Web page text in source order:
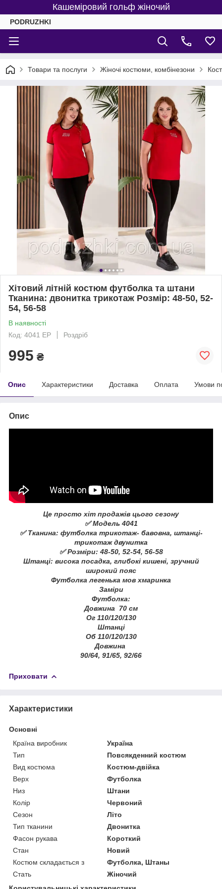
Кашеміровий гольф жіночий
PODRUZHKI
Товари та послуги Жіночі костюми, комбінезони
Хітовий літній костюм футболка та штани
Тканина: двонитка трикотаж Розмір: 48-50, 52-
54, 56-58
В наявності
Код: 4041 ЕР
Роздріб
995 ₴
Опис Характеристики Доставка Оплата Умови
Опис
Це просто хіт продажів цього сезону
✅ Модель 4041
✅ Тканина: футболка трикотаж- бавовна, штанці-
трикотаж двунитка
✅ Розміри: 48-50, 52-54, 56-58
Штанці: висока посадка, глибокі кишені, зручний
широкий пояс
Футболка легенька мов хмаринка
Заміри
Футболка:
Довжина 70 см
Ог 110/120/130
Штанці
Об 110/120/130
Довжина
90/64, 91/65, 92/66
Приховати
Характеристики
Основні
Країна виробник
Україна
Тип
Повсякденний костюм
Вид костюма
Костюм-двійка
Верх
Футболка
Низ
Штани
Колір
Червоний
Сезон
Літо
Тип тканини
Двонитка
Фасон рукава
Короткий
Стан
Новий
Костюм складається з
Футболка, Штаны
Стать
Жіночий